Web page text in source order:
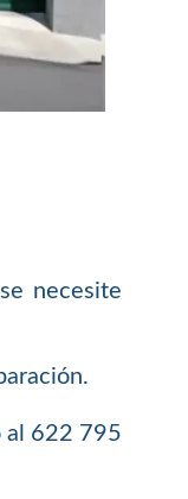
necesite
al 622 795